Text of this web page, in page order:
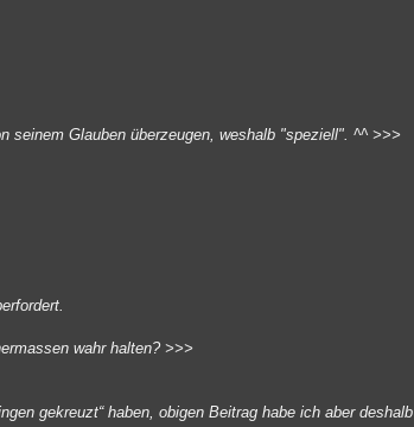
seinem Glauben überzeugen, weshalb "speziell". ^^>>>
wahr halten?>>>
gekreuzt“ haben, obigen Beitrag habe ich aber deshalb